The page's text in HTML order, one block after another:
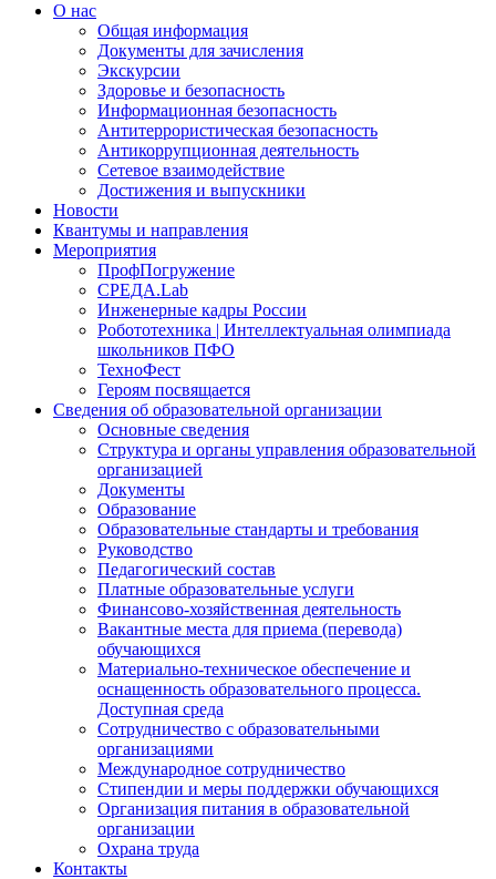
О нас
Общая информация
Документы для зачисления
Экскурсии
Здоровье и безопасность
Информационная безопасность
Антитеррористическая безопасность
Антикоррупционная деятельность
Сетевое взаимодействие
Достижения и выпускники
Новости
Квантумы и направления
Мероприятия
ПрофПогружение
СРЕДА.Lab
Инженерные кадры России
Робототехника | Интеллектуальная олимпиада
школьников ПФО
ТехноФест
Героям посвящается
Сведения об образовательной организации
Основные сведения
Структура и органы управления образовательной
организацией
Документы
Образование
Образовательные стандарты и требования
Руководство
Педагогический состав
Платные образовательные услуги
Финансово-хозяйственная деятельность
Вакантные места для приема (перевода)
обучающихся
Материально-техническое обеспечение и
оснащенность образовательного процесса.
Доступная среда
Сотрудничество с образовательными
организациями
Международное сотрудничество
Стипендии и меры поддержки обучающихся
Организация питания в образовательной
организации
Охрана труда
Контакты